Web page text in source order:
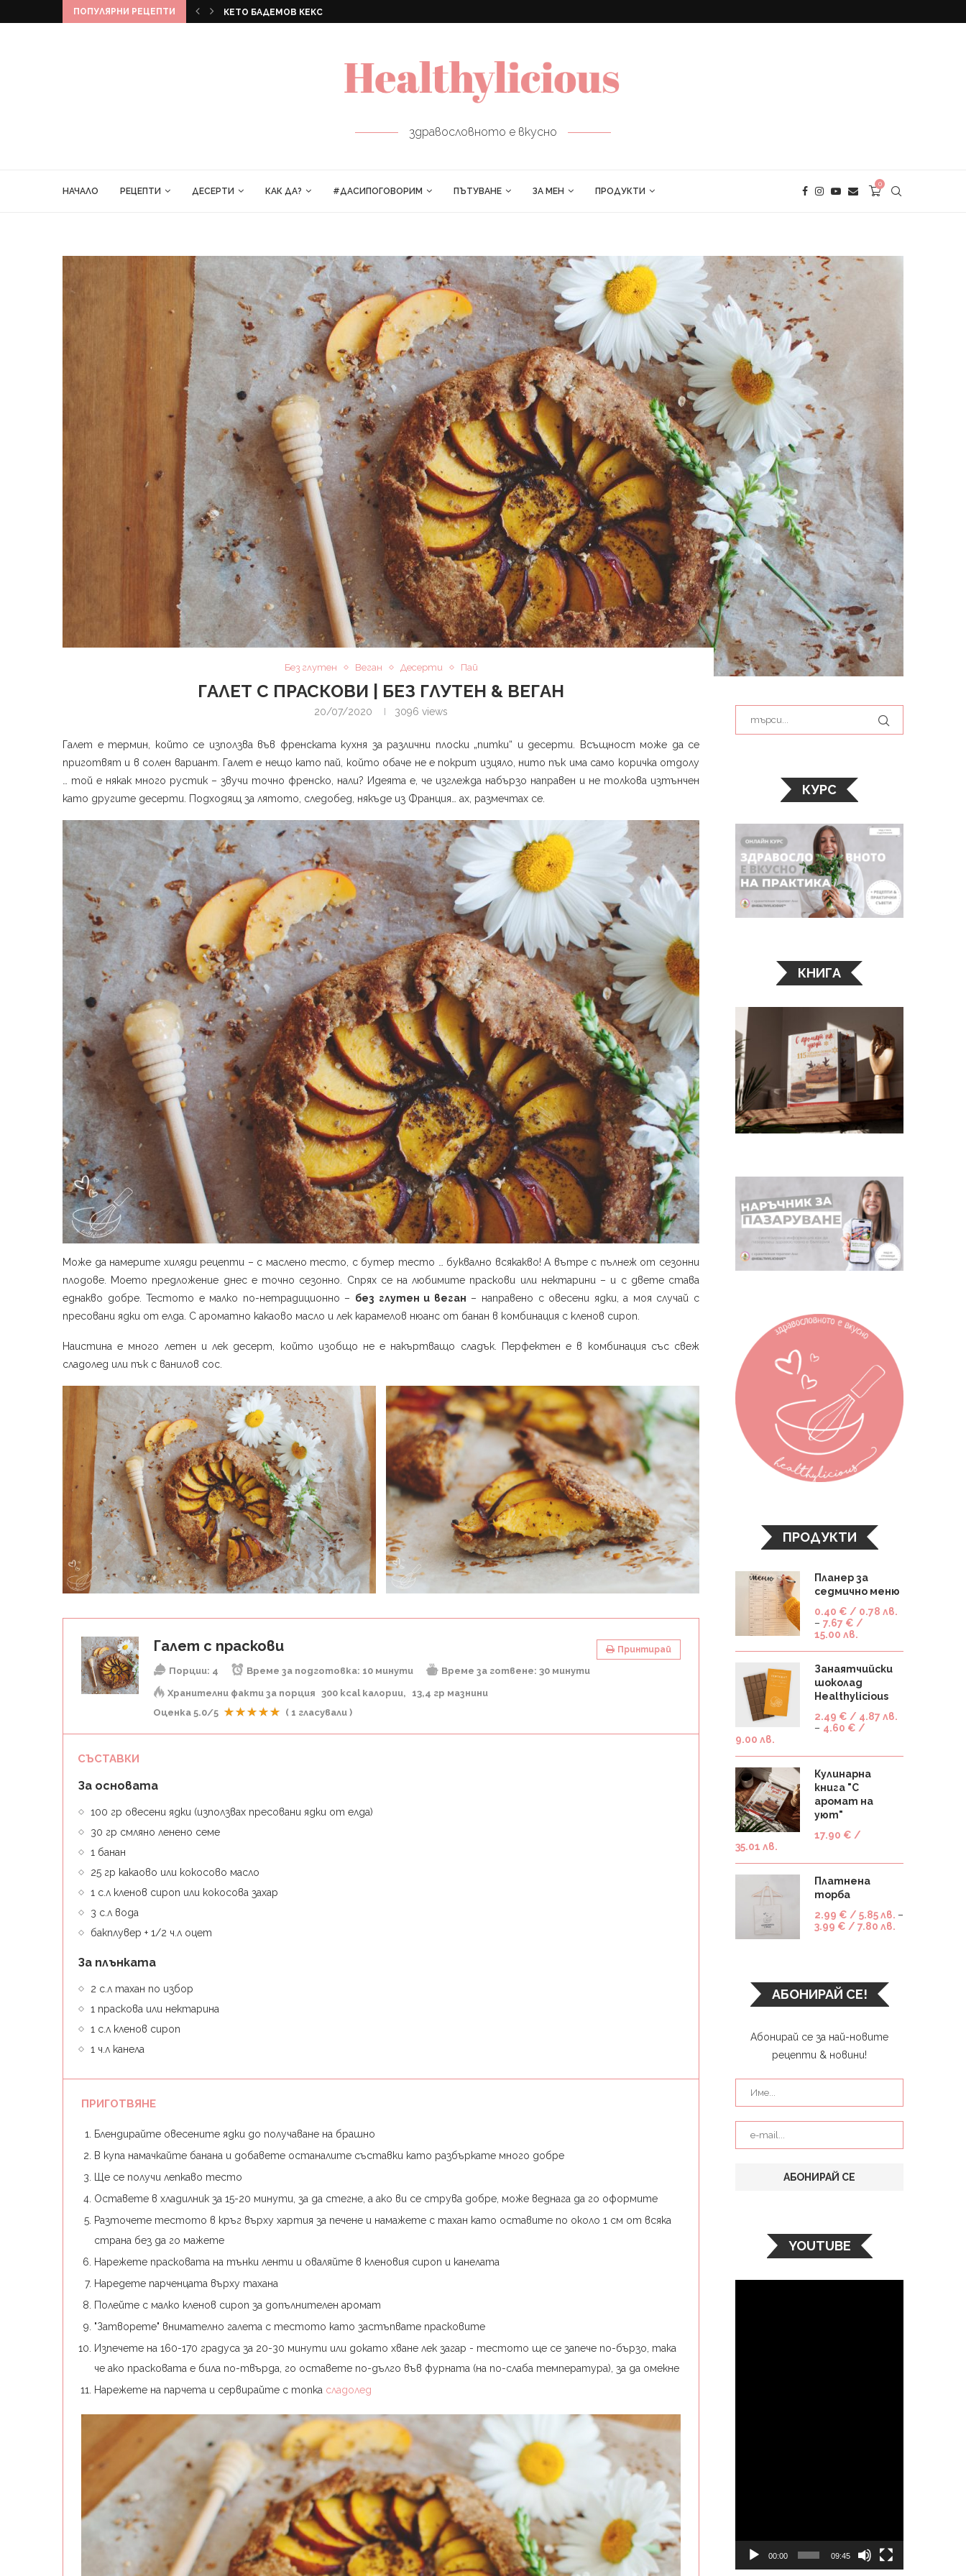
ПОПУЛЯРНИ РЕЦЕПТИ БАНАНОВ ХЛЯБ
здравословното е вкусно
НАЧАЛО РЕЦЕПТИ ДЕСЕРТИ КАК ДА? #ДАСИПОГОВОРИМ ПЪТУВАНЕ ЗА МЕН ПРОДУКТИ
0
Без глутен Веган Десерти Пай
ГАЛЕТ С ПРАСКОВИ | БЕЗ ГЛУТЕН & ВЕГАН
20/07/2020 3096 views
Галет е термин, който се използва във френската кухня за различни плоски „питки“ и десерти. Всъщност може да се
приготвят и в солен вариант. Галет е нещо като пай, който обаче не е покрит изцяло, нито пък има само коричка отдолу
… той е някак много рустик – звучи точно френско, нали? Идеята е, че изглежда набързо направен и не толкова изтънчен
като другите десерти. Подходящ за лятото, следобед, някъде из Франция… ах, размечтах се.
Може да намерите хиляди рецепти – с маслено тесто, с бутер тесто … буквално всякакво! А вътре с пълнеж от сезонни
плодове. Моето предложение днес е точно сезонно. Спрях се на любимите праскови или нектарини – и с двете става
еднакво добре. Тестото е малко по-нетрадиционно – без глутен и веган – направено с овесени ядки, а моя случай с
пресовани ядки от елда. С ароматно какаово масло и лек карамелов нюанс от банан в комбинация с кленов сироп.
Наистина е много летен и лек десерт, който изобщо не е накъртващо сладък. Перфектен е в комбинация със свеж
сладолед или пък с ванилов сос.
Галет с праскови Принтирай
Порции: 4 Време за подготовка: 10 минути Време за готвене: 30 минути
Хранителни факти за порция 300 kcal калории
13,4 гр мазнини
Оценка 5.0/5 ( 1 гласували )
СЪСТАВКИ
За основата
100 гр овесени ядки (използвах пресовани ядки от елда)
30 гр смляно ленено семе
1 банан
25 гр какаово или кокосово масло
1 с.л кленов сироп или кокосова захар
3 с.л вода
бакплувер + 1/2 ч.л оцет
За плънката
2 с.л тахан по избор
1 праскова или нектарина
1 с.л кленов сироп
1 ч.л канела
ПРИГОТВЯНЕ
Блендирайте овесените ядки до получаване на брашно
В купа намачкайте банана и добавете останалите съставки като разбъркате много добре
Ще се получи лепкаво тесто
Оставете в хладилник за 15-20 минути, за да стегне, а ако ви се струва добре, може веднага да го оформите
Разточете тестото в кръг върху хартия за печене и намажете с тахан като оставите по около 1 см от всяка
страна без да го мажете
Нарежете прасковата на тънки ленти и оваляйте в кленовия сироп и канелата
Наредете парченцата върху тахана
Полейте с малко кленов сироп за допълнителен аромат
"Затворете" внимателно галета с тестото като застъпвате прасковите
Изпечете на 160-170 градуса за 20-30 минути или докато хване лек загар - тестото ще се запече по-бързо, така
че ако прасковата е била по-твърда, го оставете по-дълго във фурната (на по-слаба температура), за да омекне
Нарежете на парчета и сервирайте с топка сладолед
КУРС
КНИГА
ПРОДУКТИ
Планер за
седмично меню
0.40 € / 0.78 лв.
– 7.67 € /
15.00 лв.
Занаятчийски
шоколад
Healthylicious
2.49 € / 4.87 лв.
– 4.60 € /
9.00 лв.
Кулинарна
книга "С
аромат на
уют"
17.90 € /
35.01 лв.
Платнена
торба
2.99 € / 5.85 лв. –
3.99 € / 7.80 лв.
АБОНИРАЙ СЕ!
Абонирай се за най-новите
рецепти & новини!
YOUTUBE
00:00 09:45